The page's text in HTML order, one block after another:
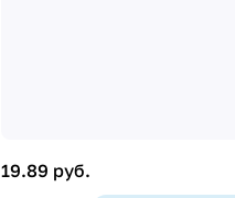
19.89 руб.